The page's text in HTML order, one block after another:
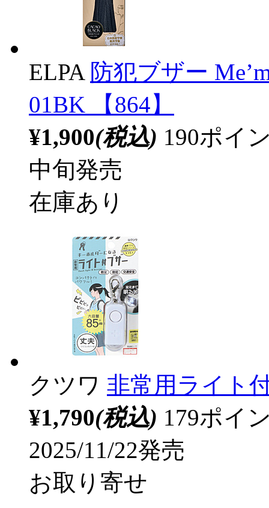
ELPA 防犯ブザー
01BK 【864】
¥1,900(税込) 190ポイ
中旬発売
在庫あり
クツワ 非常用ライト
¥1,790(税込) 179ポイ
2025/11/22発売
お取り寄せ